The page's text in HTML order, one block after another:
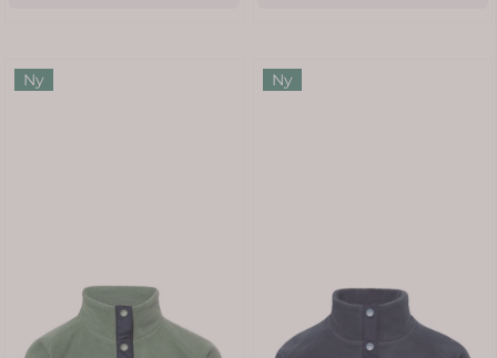
Ny Ny